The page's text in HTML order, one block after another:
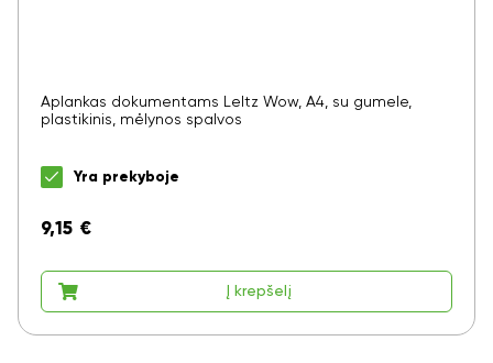
Aplankas dokumentams LeItz Wow, A4, su gumele,
plastikinis, mėlynos spalvos
Yra prekyboje
9,15 €
Į krepšelį